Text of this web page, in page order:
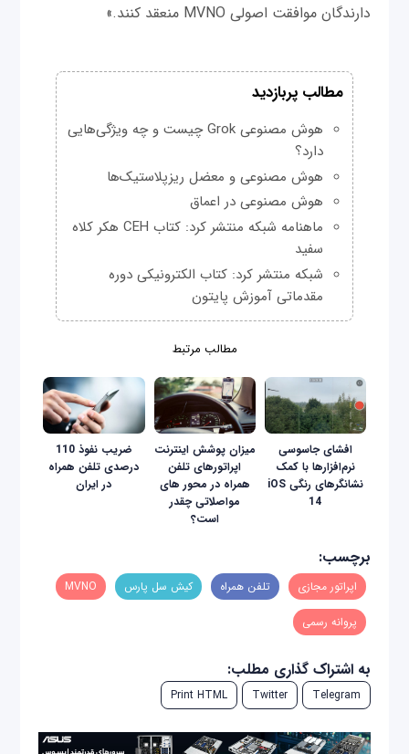
دارندگان موافقت اصولی MVNO منعقد کنند.»
مطالب پربازدید
هوش مصنوعی Grok چیست و چه ویژگی‌هایی
دارد؟
هوش مصنوعی و معضل ریزپلاستیک‌ها
هوش مصنوعی در اعماق
ماهنامه شبکه منتشر کرد: کتاب CEH هکر کلاه
سفید
شبکه منتشر کرد: کتاب الکترونیکی دوره
مقدماتی آموزش پایتون
مطالب مرتبط
افشای جاسوسی
نرم‌افزارها با کمک
نشانگرهای رنگی iOS
14
میزان پوشش اینترنت
اپراتورهای تلفن
همراه در محور های
مواصلاتی چقدر
است؟
ضریب نفوذ 110
درصدی تلفن همراه
در ایران
برچسب:
اپراتور مجازی تلفن همراه کیش سل پارس MVNO
پروانه رسمی
به اشتراک گذاری مطلب:
Telegram
Twitter
Print HTML